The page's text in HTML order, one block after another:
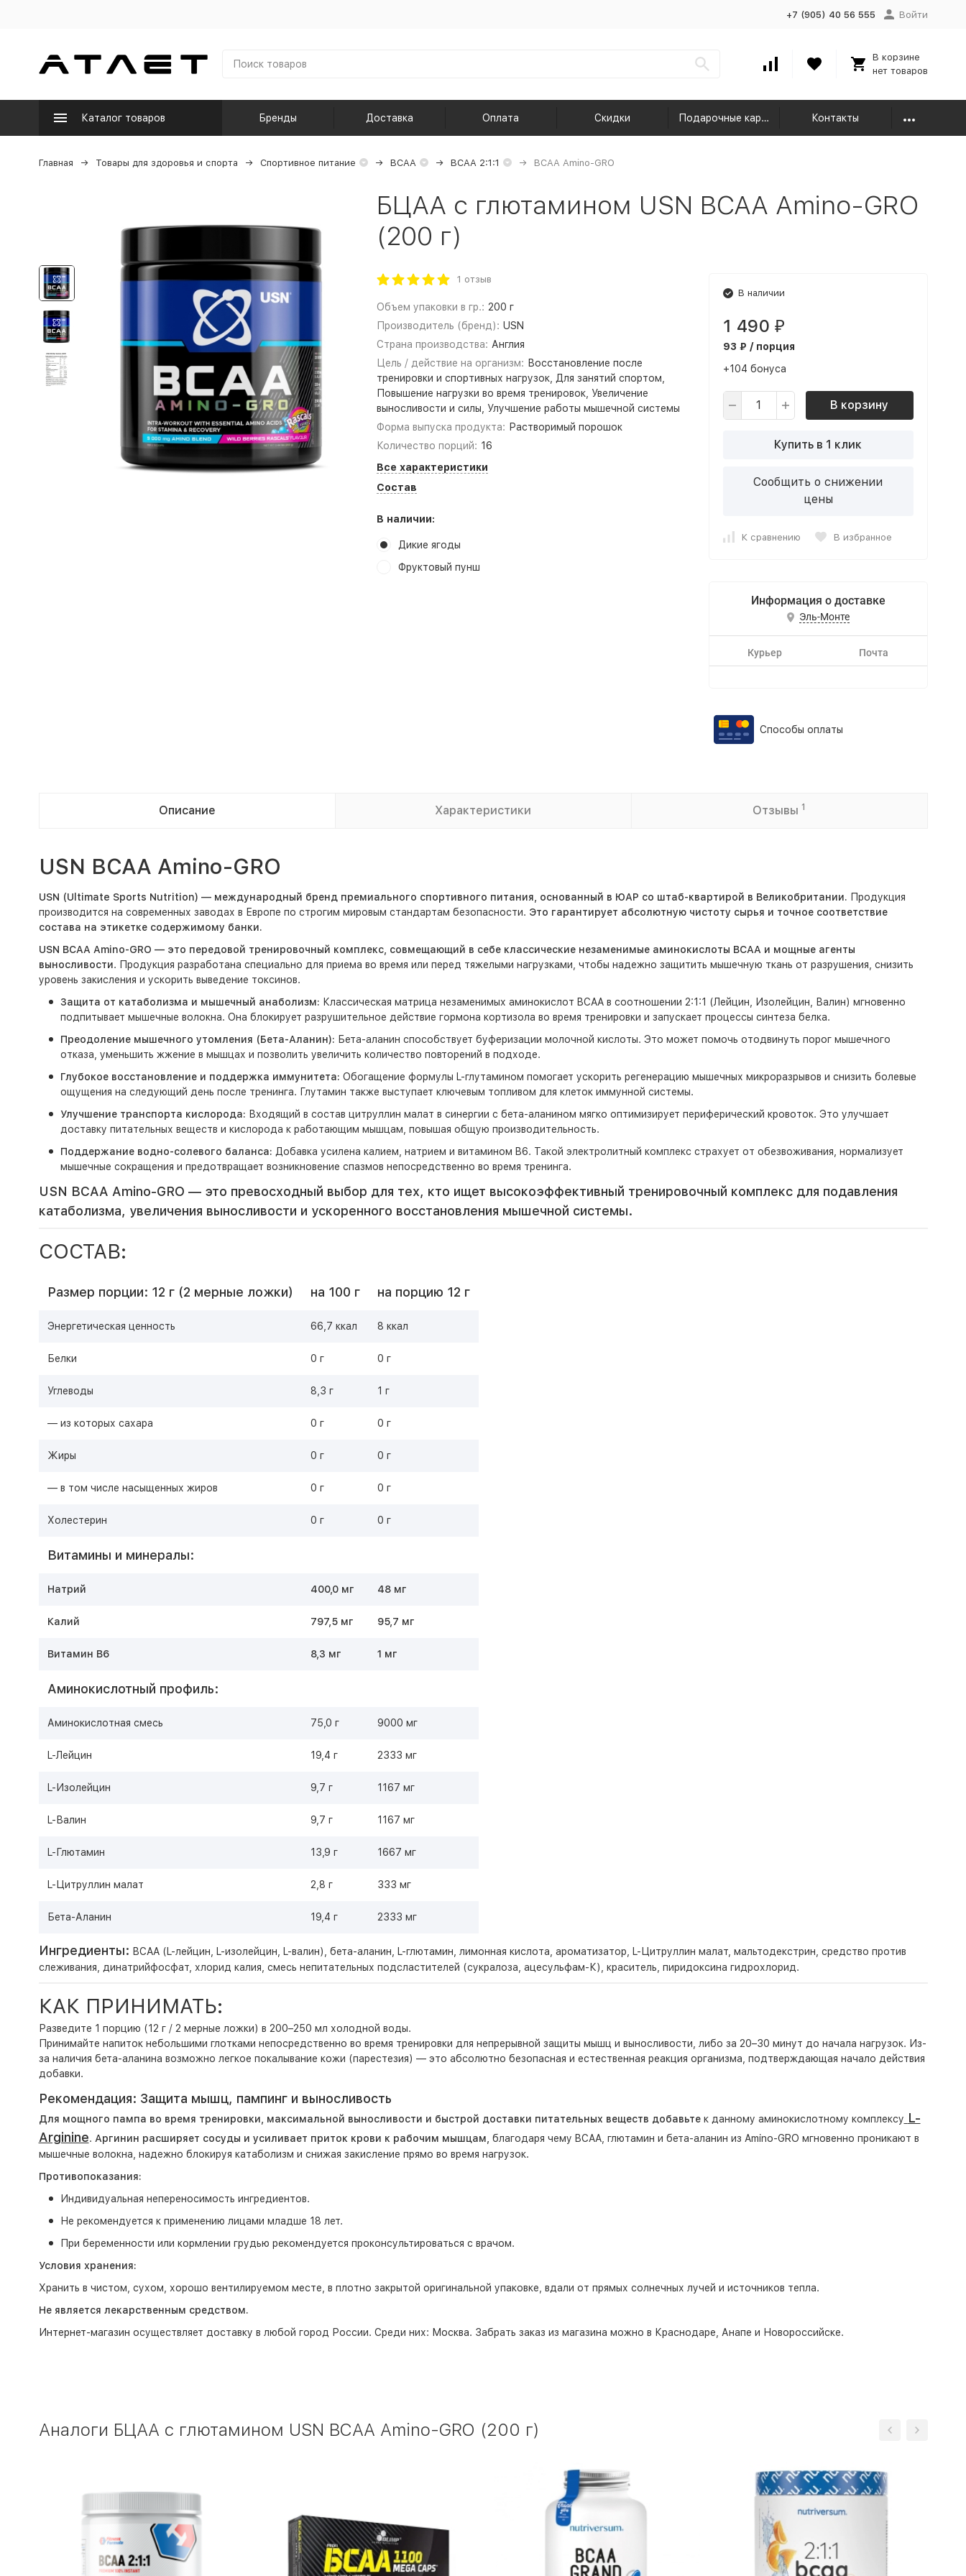
+7 (905) 40 56 555 Войти
В корзине
нет товаров
Каталог товаров Бренды Доставка Оплата Скидки Подарочные карты Контакты
Главная Товары для здоровья и спорта Спортивное питание BCAA BCAA 2:1:1 BCAA Amino-GRO
БЦАА с глютамином USN BCAA Amino-GRO
(200 г)
1 отзыв
Объем упаковки в гр.: 200 г
Производитель (бренд): USN
Страна производства: Англия
Цель / действие на организм: Восстановление после
тренировки и спортивных нагрузок, Для занятий спортом,
Повышение нагрузки во время тренировок, Увеличение
выносливости и силы, Улучшение работы мышечной системы
Форма выпуска продукта: Растворимый порошок
Количество порций: 16
Все характеристики
Состав
В наличии:
Дикие ягоды
Фруктовый пунш
В наличии
1 490 ₽
93 ₽ / порция
+104 бонуса
В корзину
Купить в 1 клик
Сообщить о снижении
цены
К сравнению В избранное
Информация о доставке
Эль-Монте
Курьер Почта
Способы оплаты
Описание Характеристики Отзывы 1
USN BCAA Amino-GRO
USN (Ultimate Sports Nutrition) — международный бренд премиального спортивного питания, основанный в ЮАР со штаб-квартирой в Великобритании. Продукция
производится на современных заводах в Европе по строгим мировым стандартам безопасности. Это гарантирует абсолютную чистоту сырья и точное соответствие
состава на этикетке содержимому банки.
USN BCAA Amino-GRO — это передовой тренировочный комплекс, совмещающий в себе классические незаменимые аминокислоты BCAA и мощные агенты
выносливости. Продукция разработана специально для приема во время или перед тяжелыми нагрузками, чтобы надежно защитить мышечную ткань от разрушения, снизить
уровень закисления и ускорить выведение токсинов.
Защита от катаболизма и мышечный анаболизм: Классическая матрица незаменимых аминокислот BCAA в соотношении 2:1:1 (Лейцин, Изолейцин, Валин) мгновенно
подпитывает мышечные волокна. Она блокирует разрушительное действие гормона кортизола во время тренировки и запускает процессы синтеза белка.
Преодоление мышечного утомления (Бета-Аланин): Бета-аланин способствует буферизации молочной кислоты. Это может помочь отодвинуть порог мышечного
отказа, уменьшить жжение в мышцах и позволить увеличить количество повторений в подходе.
Глубокое восстановление и поддержка иммунитета: Обогащение формулы L-глутамином помогает ускорить регенерацию мышечных микроразрывов и снизить болевые
ощущения на следующий день после тренинга. Глутамин также выступает ключевым топливом для клеток иммунной системы.
Улучшение транспорта кислорода: Входящий в состав цитруллин малат в синергии с бета-аланином мягко оптимизирует периферический кровоток. Это улучшает
доставку питательных веществ и кислорода к работающим мышцам, повышая общую производительность.
Поддержание водно-солевого баланса: Добавка усилена калием, натрием и витамином B6. Такой электролитный комплекс страхует от обезвоживания, нормализует
мышечные сокращения и предотвращает возникновение спазмов непосредственно во время тренинга.
USN BCAA Amino-GRO — это превосходный выбор для тех, кто ищет высокоэффективный тренировочный комплекс для подавления
катаболизма, увеличения выносливости и ускоренного восстановления мышечной системы.
СОСТАВ:
Размер порции: 12 г (2 мерные ложки) на 100 г на порцию 12 г
Энергетическая ценность 66,7 ккал 8 ккал
Белки 0 г 0 г
Углеводы 8,3 г 1 г
— из которых сахара 0 г 0 г
Жиры 0 г 0 г
— в том числе насыщенных жиров 0 г 0 г
Холестерин 0 г 0 г
Витамины и минералы:
Натрий 400,0 мг 48 мг
Калий 797,5 мг 95,7 мг
Витамин В6 8,3 мг 1 мг
Аминокислотный профиль:
Аминокислотная смесь 75,0 г 9000 мг
L-Лейцин 19,4 г 2333 мг
L-Изолейцин 9,7 г 1167 мг
L-Валин 9,7 г 1167 мг
L-Глютамин 13,9 г 1667 мг
L-Цитруллин малат 2,8 г 333 мг
Бета-Аланин 19,4 г 2333 мг
Ингредиенты: BCAA (L-лейцин, L-изолейцин, L-валин), бета-аланин, L-глютамин, лимонная кислота, ароматизатор, L-Цитруллин малат, мальтодекстрин, средство против
слеживания, динатрийфосфат, хлорид калия, смесь непитательных подсластителей (сукралоза, ацесульфам-К), краситель, пиридоксина гидрохлорид.
КАК ПРИНИМАТЬ:
Разведите 1 порцию (12 г / 2 мерные ложки) в 200–250 мл холодной воды.
Принимайте напиток небольшими глотками непосредственно во время тренировки для непрерывной защиты мышц и выносливости, либо за 20–30 минут до начала нагрузок. Из-
за наличия бета-аланина возможно легкое покалывание кожи (парестезия) — это абсолютно безопасная и естественная реакция организма, подтверждающая начало действия
добавки.
Рекомендация: Защита мышц, пампинг и выносливость
Для мощного пампа во время тренировки, максимальной выносливости и быстрой доставки питательных веществ добавьтек данному аминокислотному комплексу L-
Arginine. Аргинин расширяет сосуды и усиливает приток крови к рабочим мышцам, благодаря чему BCAA, глютамин и бета-аланин из Amino-GRO мгновенно проникают в
мышечные волокна, надежно блокируя катаболизм и снижая закисление прямо во время нагрузок.
Противопоказания:
Индивидуальная непереносимость ингредиентов.
Не рекомендуется к применению лицами младше 18 лет.
При беременности или кормлении грудью рекомендуется проконсультироваться с врачом.
Условия хранения:
Хранить в чистом, сухом, хорошо вентилируемом месте, в плотно закрытой оригинальной упаковке, вдали от прямых солнечных лучей и источников тепла.
Не является лекарственным средством.
Интернет-магазин осуществляет доставку в любой город России. Среди них: Москва. Забрать заказ из магазина можно в Краснодаре, Анапе и Новороссийске.
Аналоги БЦАА с глютамином USN BCAA Amino-GRO (200 г)